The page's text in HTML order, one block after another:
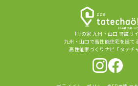
FPの家 九州・山口 特設サ
九州・山口で高性能住宅を建て
高性能家づくりナビ「タテチ